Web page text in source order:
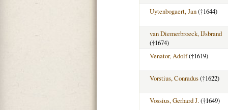
Uytenbogaert, Jan(†1644)
van Diemerbroeck, IJsbrand
(†1674)
Venator, Adolf(†1619)
Vorstius, Conradus(†1622)
Vossius, Gerhard J.(†1649)